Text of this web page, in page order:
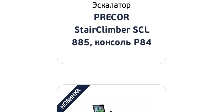
Эскалатор
PRECOR
StairClimber SCL
885, консоль P84